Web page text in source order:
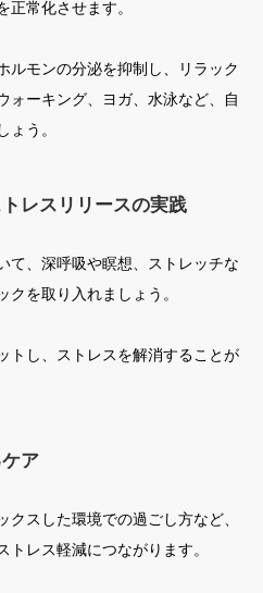
正常化させます。
ルモンの分泌を抑制し、リラック
ォーキング、ヨガ、水泳など、自
ょう。
レスリリースの実践
て、深呼吸や瞑想、ストレッチな
クを取り入れましょう。
トし、ストレスを解消することが
ア
スした環境での過ごし方など、
トレス軽減につながります。